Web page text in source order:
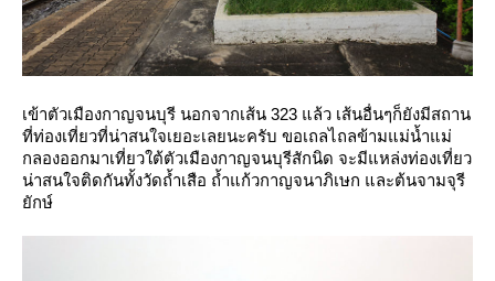
เข้าตัวเมืองกาญจนบุรี นอกจากเส้น 323 แล้ว เส้นอื่นๆก็ยังมีสถาน
ที่ท่องเที่ยวที่น่าสนใจเยอะเลยนะครับ ขอเถลไถลข้ามแม่น้ำแม่
กลองออกมาเที่ยวใต้ตัวเมืองกาญจนบุรีสักนิด จะมีแหล่งท่องเที่ยว
น่าสนใจติดกันทั้งวัดถ้ำเสือ ถ้ำแก้วกาญจนาภิเษก และต้นจามจุรี
ักษ์